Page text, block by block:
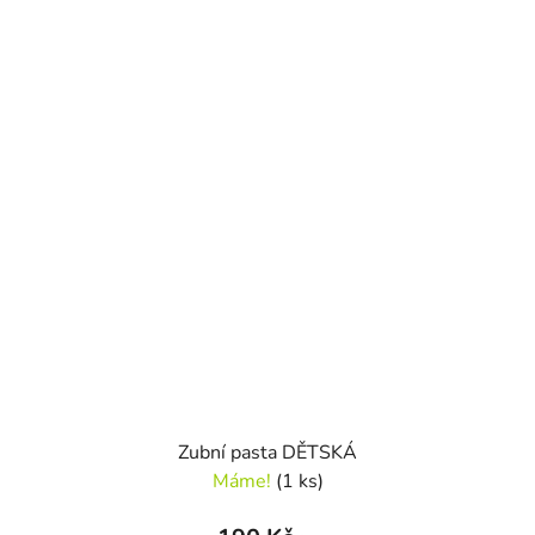
Zubní pasta DĚTSKÁ
Máme! (1 ks)